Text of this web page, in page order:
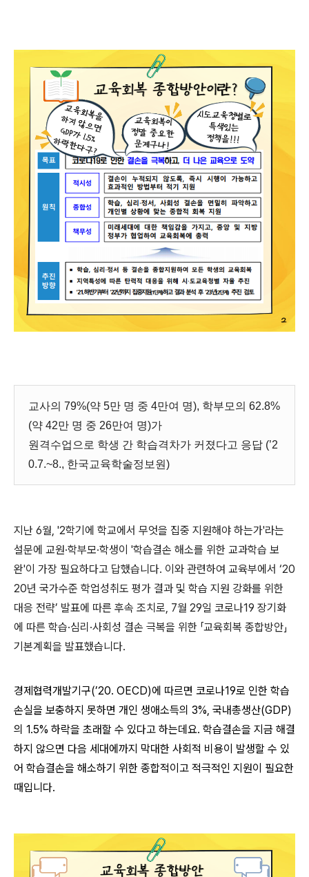
교사의 79%(약 5만 명 중 4만여 명), 학부모의 62.8%
(약 42만 명 중 26만여 명)가
원격수업으로 학생 간 학습격차가 커졌다고 응답 (’2
0.7.~8., 한국교육학술정보원)
지난 6월, '2학기에 학교에서 무엇을 집중 지원해야 하는가'라는
설문에 교원·학부모·학생이 '학습결손 해소를 위한 교과학습 보
완'이 가장 필요하다고 답했습니다. 이와 관련하여 교육부에서 ‘20
20년 국가수준 학업성취도 평가 결과 및 학습 지원 강화를 위한
대응 전략’ 발표에 따른 후속 조치로, 7월 29일 코로나19 장기화
에 따른 학습·심리·사회성 결손 극복을 위한 「교육회복 종합방안」
기본계획을 발표했습니다.
경제협력개발기구(’20. OECD)에 따르면 코로나19로 인한 학습
손실을 보충하지 못하면 개인 생애소득의 3%, 국내총생산(GDP)
의 1.5% 하락을 초래할 수 있다고 하는데요. 학습결손을 지금 해결
하지 않으면 다음 세대에까지 막대한 사회적 비용이 발생할 수 있
어 학습결손을 해소하기 위한 종합적이고 적극적인 지원이 필요한
때입니다.